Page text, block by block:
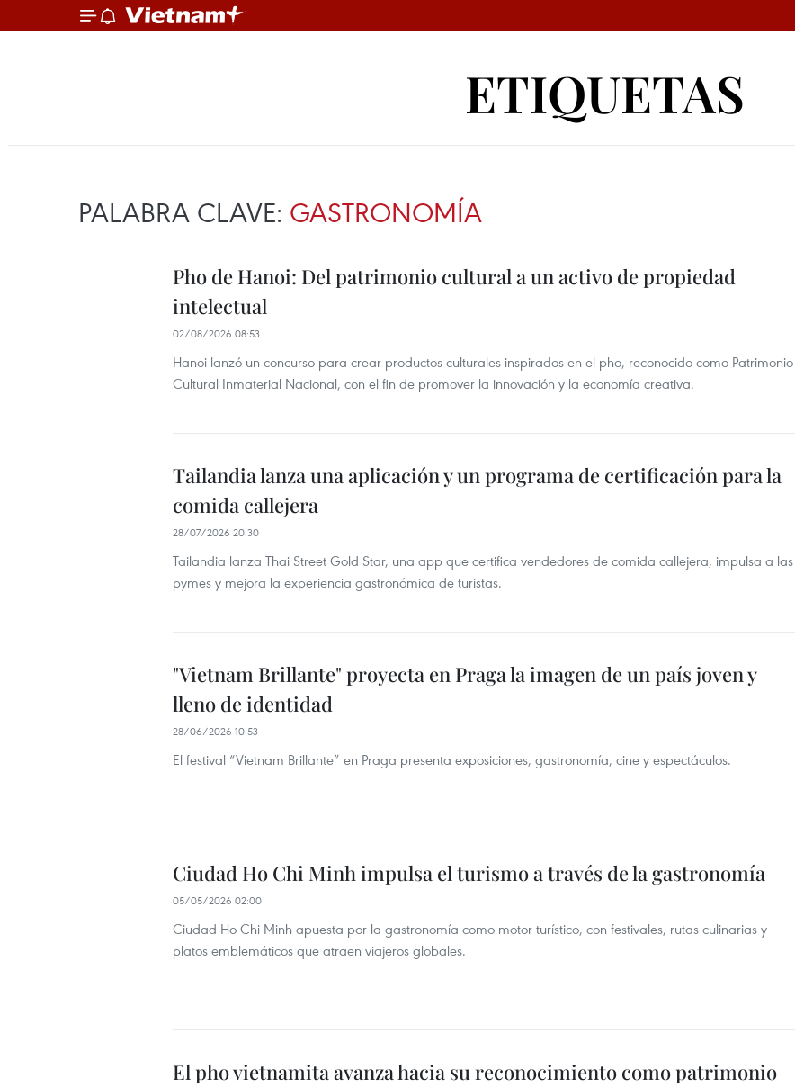
ETIQUETAS
PALABRA CLAVE: GASTRONOMÍA
Pho de Hanoi: Del patrimonio cultural a un activo de propiedad
intelectual
02/08/2026 08:53
Hanoi lanzó un concurso para crear productos culturales inspirados en el pho, reconocido como Patrimonio
Cultural Inmaterial Nacional, con el fin de promover la innovación y la economía creativa.
Tailandia lanza una aplicación y un programa de certificación para la
comida callejera
28/07/2026 20:30
Tailandia lanza Thai Street Gold Star, una app que certifica vendedores de comida callejera, impulsa a las
pymes y mejora la experiencia gastronómica de turistas.
"Vietnam Brillante" proyecta en Praga la imagen de un país joven y
lleno de identidad
28/06/2026 10:53
El festival “Vietnam Brillante” en Praga presenta exposiciones, gastronomía, cine y espectáculos.
Ciudad Ho Chi Minh impulsa el turismo a través de la gastronomía
05/05/2026 02:00
Ciudad Ho Chi Minh apuesta por la gastronomía como motor turístico, con festivales, rutas culinarias y
platos emblemáticos que atraen viajeros globales.
El pho vietnamita avanza hacia su reconocimiento como patrimonio